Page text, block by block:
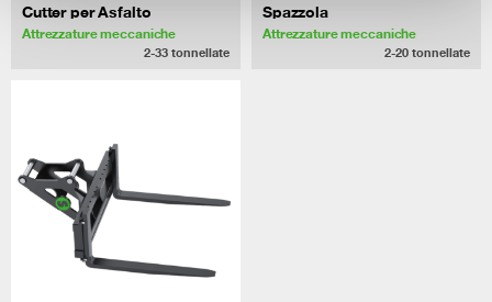
Cutter per Asfalto
Attrezzature meccaniche
2-33 tonnellate
Spazzola
Attrezzature meccaniche
2-20 tonnellate